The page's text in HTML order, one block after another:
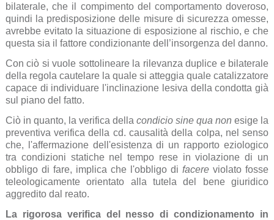
bilaterale, che il compimento del comportamento doveroso,
quindi la predisposizione delle misure di sicurezza omesse,
avrebbe evitato la situazione di esposizione al rischio, e che
questa sia il fattore condizionante dell’insorgenza del danno.
Con ciò si vuole sottolineare la rilevanza duplice e bilaterale
della regola cautelare la quale si atteggia quale catalizzatore
capace di individuare l'inclinazione lesiva della condotta già
sul piano del fatto.
Ciò in quanto, la verifica dellacondicio sine qua non esige la
preventiva verifica della cd. causalità della colpa, nel senso
che, l'affermazione dell'esistenza di un rapporto eziologico
tra condizioni statiche nel tempo rese in violazione di un
obbligo di fare, implica che l'obbligo difacere violato fosse
teleologicamente orientato alla tutela del bene giuridico
aggredito dal reato.
La rigorosa verifica del nesso di condizionamento in